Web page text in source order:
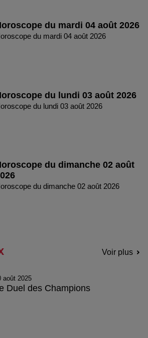
du mardi 04 août 2026
du mardi 04 août 2026
du lundi 03 août 2026
du lundi 03 août 2026
du dimanche 02 août
du dimanche 02 août 2026
Voir plus
août 2025
Duel des Champions